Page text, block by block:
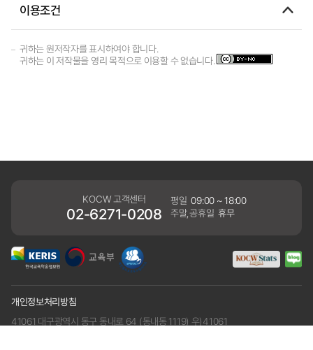
이용조건
귀하는 원저작자를 표시하여야 합니다.
귀하는 이 저작물을 영리 목적으로 이용할 수 없습니다.
KOCW 고객센터
02-6271-0208
평일 09:00 ~ 18:00
주말,공휴일 휴무
개인정보처리방침
41061 대구광역시 동구 동내로 64 (동내동 1119) 우)41061